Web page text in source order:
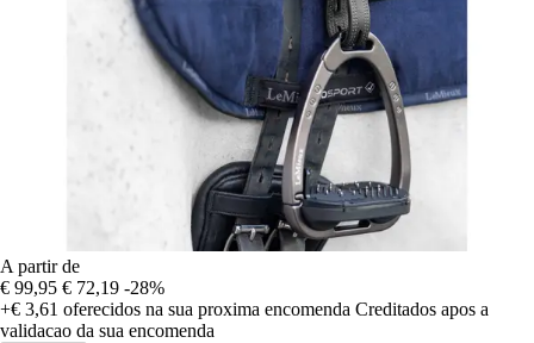
A partir de
€ 99,95 € 72,19 -28%
+€ 3,61 oferecidos na sua proxima encomenda Creditados apos a
validacao da sua encomenda